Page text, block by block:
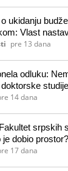
ukidanju
Vlast
pre 13 dana
odluku:
na
14 dana
srpskih
je dobio prostor?
17 dana